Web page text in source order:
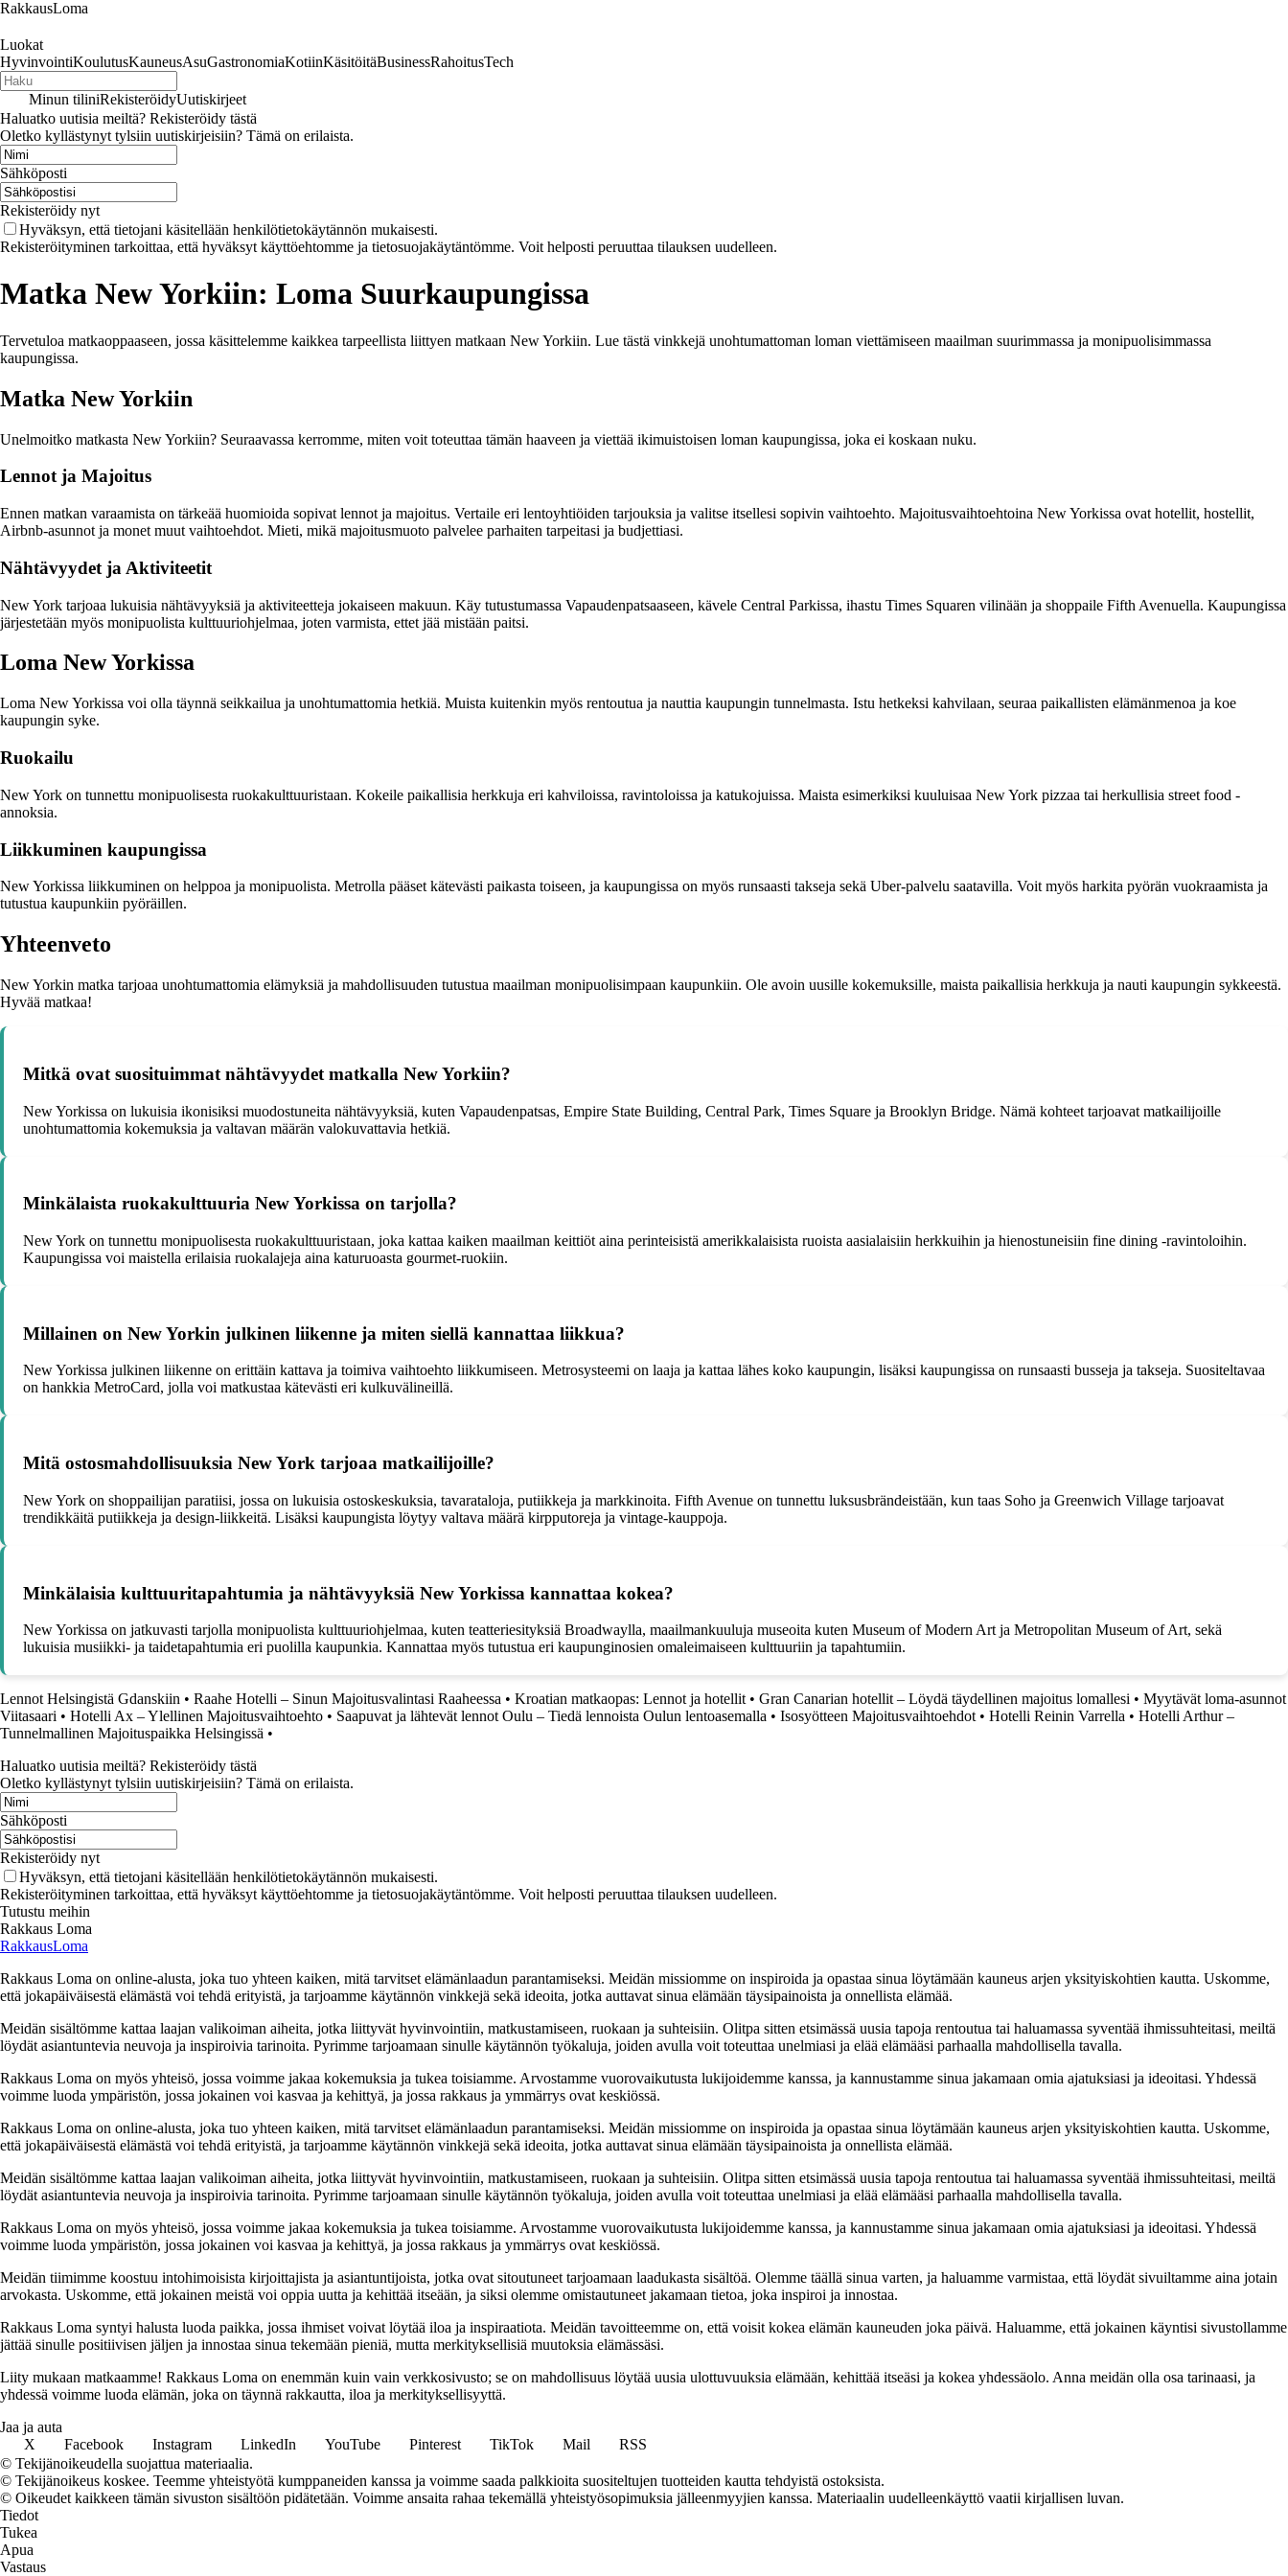
RakkausLoma
Luokat
HyvinvointiKoulutusKauneusAsuGastronomiaKotiinKäsitöitäBusinessRahoitusTech
Minun tiliniRekisteröidyUutiskirjeet
Haluatko uutisia meiltä? Rekisteröidy tästä
Oletko kyllästynyt tylsiin uutiskirjeisiin? Tämä on erilaista.
Sähköposti
Rekisteröidy nyt
Hyväksyn, että tietojani käsitellään henkilötietokäytännön mukaisesti.
Rekisteröityminen tarkoittaa, että hyväksyt käyttöehtomme ja tietosuojakäytäntömme. Voit helposti peruuttaa tilauksen uudelleen.
Matka New Yorkiin: Loma Suurkaupungissa
Tervetuloa matkaoppaaseen, jossa käsittelemme kaikkea tarpeellista liittyen matkaan New Yorkiin. Lue tästä vinkkejä unohtumattoman loman viettämiseen maailman suurimmassa ja monipuolisimmassa
kaupungissa.
Matka New Yorkiin
Unelmoitko matkasta New Yorkiin? Seuraavassa kerromme, miten voit toteuttaa tämän haaveen ja viettää ikimuistoisen loman kaupungissa, joka ei koskaan nuku.
Lennot ja Majoitus
Ennen matkan varaamista on tärkeää huomioida sopivat lennot ja majoitus. Vertaile eri lentoyhtiöiden tarjouksia ja valitse itsellesi sopivin vaihtoehto. Majoitusvaihtoehtoina New Yorkissa ovat hotellit, hostellit,
Airbnb-asunnot ja monet muut vaihtoehdot. Mieti, mikä majoitusmuoto palvelee parhaiten tarpeitasi ja budjettiasi.
Nähtävyydet ja Aktiviteetit
New York tarjoaa lukuisia nähtävyyksiä ja aktiviteetteja jokaiseen makuun. Käy tutustumassa Vapaudenpatsaaseen, kävele Central Parkissa, ihastu Times Squaren vilinään ja shoppaile Fifth Avenuella. Kaupungissa
järjestetään myös monipuolista kulttuuriohjelmaa, joten varmista, ettet jää mistään paitsi.
Loma New Yorkissa
Loma New Yorkissa voi olla täynnä seikkailua ja unohtumattomia hetkiä. Muista kuitenkin myös rentoutua ja nauttia kaupungin tunnelmasta. Istu hetkeksi kahvilaan, seuraa paikallisten elämänmenoa ja koe
kaupungin syke.
Ruokailu
New York on tunnettu monipuolisesta ruokakulttuuristaan. Kokeile paikallisia herkkuja eri kahviloissa, ravintoloissa ja katukojuissa. Maista esimerkiksi kuuluisaa New York pizzaa tai herkullisia street food -
annoksia.
Liikkuminen kaupungissa
New Yorkissa liikkuminen on helppoa ja monipuolista. Metrolla pääset kätevästi paikasta toiseen, ja kaupungissa on myös runsaasti takseja sekä Uber-palvelu saatavilla. Voit myös harkita pyörän vuokraamista ja
tutustua kaupunkiin pyöräillen.
Yhteenveto
New Yorkin matka tarjoaa unohtumattomia elämyksiä ja mahdollisuuden tutustua maailman monipuolisimpaan kaupunkiin. Ole avoin uusille kokemuksille, maista paikallisia herkkuja ja nauti kaupungin sykkeestä.
Hyvää matkaa!
Mitkä ovat suosituimmat nähtävyydet matkalla New Yorkiin?
New Yorkissa on lukuisia ikonisiksi muodostuneita nähtävyyksiä, kuten Vapaudenpatsas, Empire State Building, Central Park, Times Square ja Brooklyn Bridge. Nämä kohteet tarjoavat matkailijoille
unohtumattomia kokemuksia ja valtavan määrän valokuvattavia hetkiä.
Minkälaista ruokakulttuuria New Yorkissa on tarjolla?
New York on tunnettu monipuolisesta ruokakulttuuristaan, joka kattaa kaiken maailman keittiöt aina perinteisistä amerikkalaisista ruoista aasialaisiin herkkuihin ja hienostuneisiin fine dining -ravintoloihin.
Kaupungissa voi maistella erilaisia ruokalajeja aina katuruoasta gourmet-ruokiin.
Millainen on New Yorkin julkinen liikenne ja miten siellä kannattaa liikkua?
New Yorkissa julkinen liikenne on erittäin kattava ja toimiva vaihtoehto liikkumiseen. Metrosysteemi on laaja ja kattaa lähes koko kaupungin, lisäksi kaupungissa on runsaasti busseja ja takseja. Suositeltavaa
on hankkia MetroCard, jolla voi matkustaa kätevästi eri kulkuvälineillä.
Mitä ostosmahdollisuuksia New York tarjoaa matkailijoille?
New York on shoppailijan paratiisi, jossa on lukuisia ostoskeskuksia, tavarataloja, putiikkeja ja markkinoita. Fifth Avenue on tunnettu luksusbrändeistään, kun taas Soho ja Greenwich Village tarjoavat
trendikkäitä putiikkeja ja design-liikkeitä. Lisäksi kaupungista löytyy valtava määrä kirpputoreja ja vintage-kauppoja.
Minkälaisia kulttuuritapahtumia ja nähtävyyksiä New Yorkissa kannattaa kokea?
New Yorkissa on jatkuvasti tarjolla monipuolista kulttuuriohjelmaa, kuten teatteriesityksiä Broadwaylla, maailmankuuluja museoita kuten Museum of Modern Art ja Metropolitan Museum of Art, sekä
lukuisia musiikki- ja taidetapahtumia eri puolilla kaupunkia. Kannattaa myös tutustua eri kaupunginosien omaleimaiseen kulttuuriin ja tapahtumiin.
Lennot Helsingistä Gdanskiin • Raahe Hotelli – Sinun Majoitusvalintasi Raaheessa • Kroatian matkaopas: Lennot ja hotellit • Gran Canarian hotellit – Löydä täydellinen majoitus lomallesi • Myytävät loma-asunnot
Viitasaari • Hotelli Ax – Ylellinen Majoitusvaihtoehto • Saapuvat ja lähtevät lennot Oulu – Tiedä lennoista Oulun lentoasemalla • Isosyötteen Majoitusvaihtoehdot • Hotelli Reinin Varrella • Hotelli Arthur –
Tunnelmallinen Majoituspaikka Helsingissä •
Haluatko uutisia meiltä? Rekisteröidy tästä
Oletko kyllästynyt tylsiin uutiskirjeisiin? Tämä on erilaista.
Sähköposti
Rekisteröidy nyt
Hyväksyn, että tietojani käsitellään henkilötietokäytännön mukaisesti.
Rekisteröityminen tarkoittaa, että hyväksyt käyttöehtomme ja tietosuojakäytäntömme. Voit helposti peruuttaa tilauksen uudelleen.
Tutustu meihin
Rakkaus Loma
RakkausLoma
Rakkaus Loma on online-alusta, joka tuo yhteen kaiken, mitä tarvitset elämänlaadun parantamiseksi. Meidän missiomme on inspiroida ja opastaa sinua löytämään kauneus arjen yksityiskohtien kautta. Uskomme,
että jokapäiväisestä elämästä voi tehdä erityistä, ja tarjoamme käytännön vinkkejä sekä ideoita, jotka auttavat sinua elämään täysipainoista ja onnellista elämää.
Meidän sisältömme kattaa laajan valikoiman aiheita, jotka liittyvät hyvinvointiin, matkustamiseen, ruokaan ja suhteisiin. Olitpa sitten etsimässä uusia tapoja rentoutua tai haluamassa syventää ihmissuhteitasi, meiltä
löydät asiantuntevia neuvoja ja inspiroivia tarinoita. Pyrimme tarjoamaan sinulle käytännön työkaluja, joiden avulla voit toteuttaa unelmiasi ja elää elämääsi parhaalla mahdollisella tavalla.
Rakkaus Loma on myös yhteisö, jossa voimme jakaa kokemuksia ja tukea toisiamme. Arvostamme vuorovaikutusta lukijoidemme kanssa, ja kannustamme sinua jakamaan omia ajatuksiasi ja ideoitasi. Yhdessä
voimme luoda ympäristön, jossa jokainen voi kasvaa ja kehittyä, ja jossa rakkaus ja ymmärrys ovat keskiössä.
Rakkaus Loma on online-alusta, joka tuo yhteen kaiken, mitä tarvitset elämänlaadun parantamiseksi. Meidän missiomme on inspiroida ja opastaa sinua löytämään kauneus arjen yksityiskohtien kautta. Uskomme,
että jokapäiväisestä elämästä voi tehdä erityistä, ja tarjoamme käytännön vinkkejä sekä ideoita, jotka auttavat sinua elämään täysipainoista ja onnellista elämää.
Meidän sisältömme kattaa laajan valikoiman aiheita, jotka liittyvät hyvinvointiin, matkustamiseen, ruokaan ja suhteisiin. Olitpa sitten etsimässä uusia tapoja rentoutua tai haluamassa syventää ihmissuhteitasi, meiltä
löydät asiantuntevia neuvoja ja inspiroivia tarinoita. Pyrimme tarjoamaan sinulle käytännön työkaluja, joiden avulla voit toteuttaa unelmiasi ja elää elämääsi parhaalla mahdollisella tavalla.
Rakkaus Loma on myös yhteisö, jossa voimme jakaa kokemuksia ja tukea toisiamme. Arvostamme vuorovaikutusta lukijoidemme kanssa, ja kannustamme sinua jakamaan omia ajatuksiasi ja ideoitasi. Yhdessä
voimme luoda ympäristön, jossa jokainen voi kasvaa ja kehittyä, ja jossa rakkaus ja ymmärrys ovat keskiössä.
Meidän tiimimme koostuu intohimoisista kirjoittajista ja asiantuntijoista, jotka ovat sitoutuneet tarjoamaan laadukasta sisältöä. Olemme täällä sinua varten, ja haluamme varmistaa, että löydät sivuiltamme aina jotain
arvokasta. Uskomme, että jokainen meistä voi oppia uutta ja kehittää itseään, ja siksi olemme omistautuneet jakamaan tietoa, joka inspiroi ja innostaa.
Rakkaus Loma syntyi halusta luoda paikka, jossa ihmiset voivat löytää iloa ja inspiraatiota. Meidän tavoitteemme on, että voisit kokea elämän kauneuden joka päivä. Haluamme, että jokainen käyntisi sivustollamme
jättää sinulle positiivisen jäljen ja innostaa sinua tekemään pieniä, mutta merkityksellisiä muutoksia elämässäsi.
Liity mukaan matkaamme! Rakkaus Loma on enemmän kuin vain verkkosivusto; se on mahdollisuus löytää uusia ulottuvuuksia elämään, kehittää itseäsi ja kokea yhdessäolo. Anna meidän olla osa tarinaasi, ja
yhdessä voimme luoda elämän, joka on täynnä rakkautta, iloa ja merkityksellisyyttä.
Jaa ja auta
X
Facebook Instagram LinkedIn YouTube Pinterest TikTok Mail
RSS
© Tekijänoikeudella suojattua materiaalia.
© Tekijänoikeus koskee. Teemme yhteistyötä kumppaneiden kanssa ja voimme saada palkkioita suositeltujen tuotteiden kautta tehdyistä ostoksista.
© Oikeudet kaikkeen tämän sivuston sisältöön pidätetään. Voimme ansaita rahaa tekemällä yhteistyösopimuksia jälleenmyyjien kanssa. Materiaalin uudelleenkäyttö vaatii kirjallisen luvan.
Tiedot
Tukea
Apua
Vastaus